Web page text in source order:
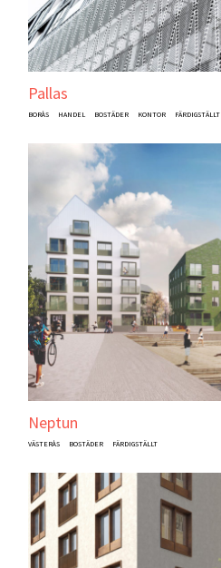
Pallas
BORÅS HANDEL BOSTÄDER KONTOR FÄRDIGSTÄLLT
Neptun
VÄSTERÅS BOSTÄDER FÄRDIGSTÄLLT